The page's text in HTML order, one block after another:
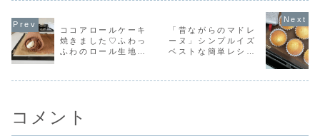
いですよ！インス
タに作り方動画が
あるわよかったら
見てみてね♡イン
スタ...
スタに作り方動画
があるよよかった
ら見てみてね
マドレーヌ」マド
レーヌレシピはこ
ちら！材料を混ぜ
レアチーズ
シピを紹介
♡インスタ
方動画があ
かったら見
ね♪...
ココアロールケーキ
焼きました♡ふわっ
ふわのロール生地に
「昔ながらのマドレ
ーヌ」シンプルイズ
ベストな簡単レシピ
コメント